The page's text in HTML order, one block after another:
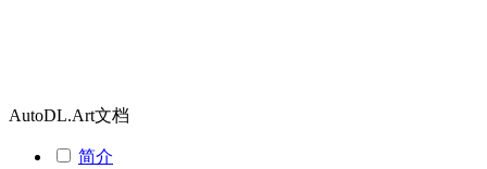
AutoDL.Art文档
简介